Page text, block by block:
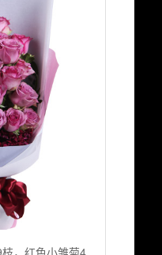
，红色小雏菊4